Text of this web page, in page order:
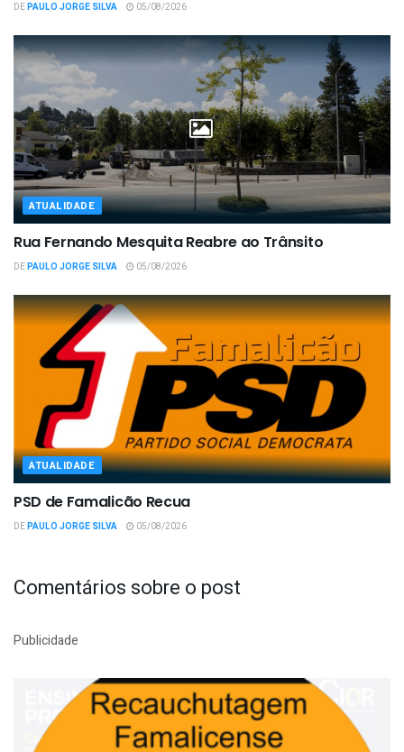
DEPAULO JORGE SILVA 05/08/2026
ATUALIDADE
Rua Fernando Mesquita Reabre ao Trânsito
DEPAULO JORGE SILVA 05/08/2026
ATUALIDADE
PSD de Famalicão Recua
DEPAULO JORGE SILVA 05/08/2026
Comentários sobre o post
Publicidade